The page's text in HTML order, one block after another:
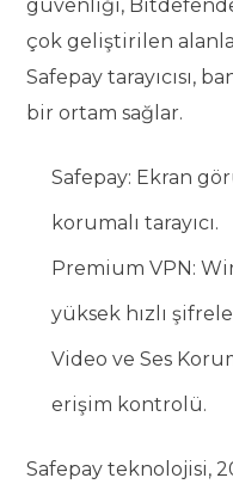
güvenliği,
çok geliştirilen
Safepay tarayıcısı,
bir ortam sağlar.
Safepay: Ekran
korumalı tarayıcı.
Premium VPN:
yüksek hızlı
Video ve Ses
erişim kontrolü.
Safepay teknolojisi,